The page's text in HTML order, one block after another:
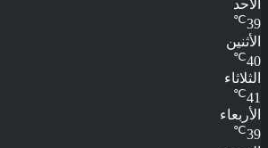
الأحد
39
℃
الأثنين
40
℃
الثلاثاء
41
℃
الأربعاء
39
℃